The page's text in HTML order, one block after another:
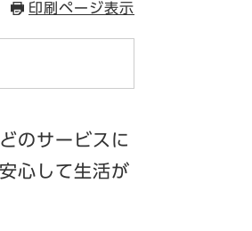
印刷ページ表示
のサービスに
心して生活が